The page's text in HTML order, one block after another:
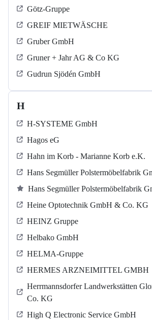
Götz-Gruppe
GREIF MIETWÄSCHE
Gruber GmbH
Gruner + Jahr AG & Co KG
Gudrun Sjödén GmbH
H
H-SYSTEME GmbH
Hagos eG
Hahn im Korb - Marianne Korb e.K.
Hans Segmüller Polstermöbelfabrik
Hans Segmüller Polstermöbelfabrik
Heine Optotechnik GmbH & Co. KG
HEINZ Gruppe
Helbako GmbH
HELMA-Gruppe
HERMES ARZNEIMITTEL GMBH
Herrmannsdorfer Landwerkstätten
Co. KG
High Q Electronic Service GmbH